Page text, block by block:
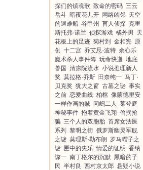
探们的镇魂歌 致命的密码 三云
岳斗 暗夜花儿开 网络凶邻 天空
的遇难船 谷甲州 盲人侦探 克里
斯托弗·诺兰 侦探游戏 橘外男 天
花板上的足迹 菊村到 金相宪 原
创
十二宫 乔艾思·波特 余心乐
魔术杀人事件簿 玩命快递 地底
兽国 清凉院流水 小说推理新人
奖 莫拉格·乔斯 田奈纯一 马丁·
贝克奖 犹大之窗 古墓之谜 事实
之前 恋爱曲线 柏棺 像蒙德里安
一样作画的贼 冈嶋二人 莱登庭
神秘事件 抱着黄金飞翔 偷拐抢
骗 三个人的双胞胎 首席女法医
系列
黎明之街 俄罗斯幽灵军舰
之谜 莫理斯·勒布朗 罗马帽子之
谜 匣中的失乐 情爱的证明 香纳
谅一 南丁格尔的沉默 黑暗的子
民 半村良 西村京太郎 悬疑小说